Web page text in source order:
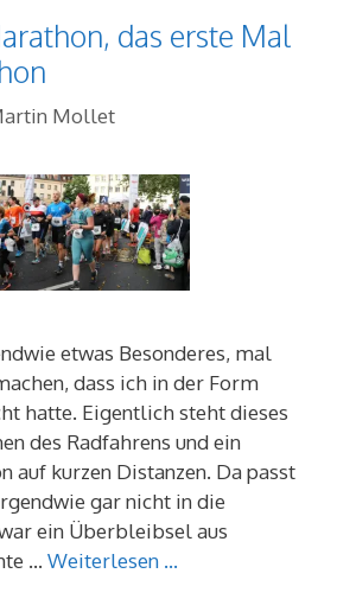
das erste Mal
Mollet
etwas Besonderes, mal
dass ich in der Form
hatte. Eigentlich steht dieses
des Radfahrens und ein
auf kurzen Distanzen. Da passt
gar nicht in die
ein Überbleibsel aus
… Weiterlesen …